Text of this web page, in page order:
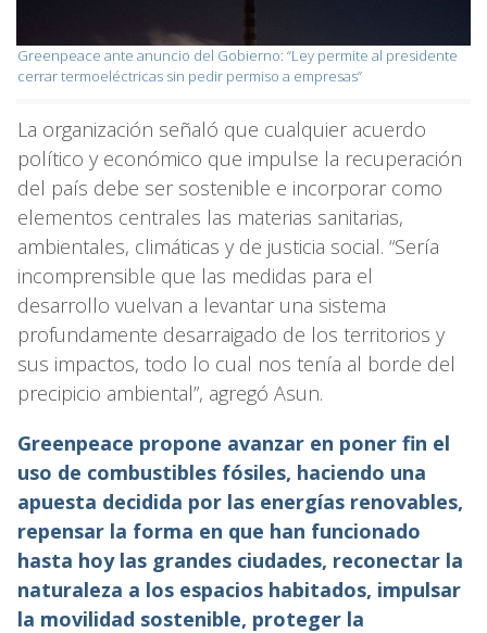
Greenpeace ante anuncio del Gobierno: “Ley permite al presidente
cerrar termoeléctricas sin pedir permiso a empresas”
La organización señaló que cualquier acuerdo
político y económico que impulse la recuperación
del país debe ser sostenible e incorporar como
elementos centrales las materias sanitarias,
ambientales, climáticas y de justicia social. “Sería
incomprensible que las medidas para el
desarrollo vuelvan a levantar una sistema
profundamente desarraigado de los territorios y
sus impactos, todo lo cual nos tenía al borde del
precipicio ambiental”, agregó Asun.
Greenpeace propone avanzar en poner fin el
uso de combustibles fósiles, haciendo una
apuesta decidida por las energías renovables,
repensar la forma en que han funcionado
hasta hoy las grandes ciudades, reconectar la
naturaleza a los espacios habitados, impulsar
la movilidad sostenible, proteger la